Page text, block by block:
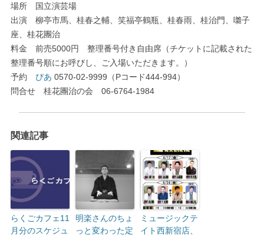
場所 国立演芸場
出演 柳亭市馬、桂春之輔、笑福亭鶴瓶、桂春雨、桂治門、囃子
座、桂花團治
料金 前売5000円 整理番号付き自由席（チケットに記載された
整理番号順にお呼びし、ご入場いただきます。）
予約 ぴあ 0570-02-9999（Pコード444-994）
問合せ 桂花團治の会 06-6764-1984
関連記事
らくごカフェ11
月分のスケジュ
明楽さんのちょ
っと変わった定
ミュージックテ
イト西新宿店、